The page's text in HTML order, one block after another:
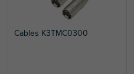
Cables K3TMC0300